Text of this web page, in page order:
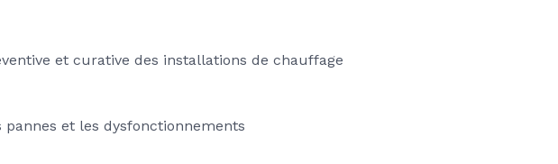
et curative des installations de chauffage
et les dysfonctionnements